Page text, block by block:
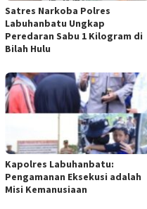
Satres Narkoba Polres
Labuhanbatu Ungkap
Peredaran Sabu 1 Kilogram di
Bilah Hulu
Kapolres Labuhanbatu:
Pengamanan Eksekusi adalah
Misi Kemanusiaan